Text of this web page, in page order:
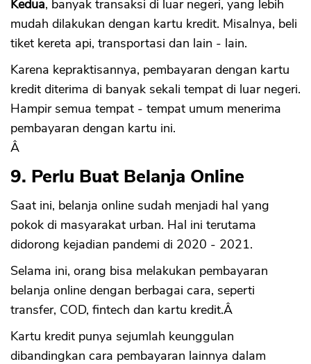
Kedua, banyak transaksi di luar negeri, yang lebih
mudah dilakukan dengan kartu kredit. Misalnya, beli
tiket kereta api, transportasi dan lain - lain.
Karena kepraktisannya, pembayaran dengan kartu
kredit diterima di banyak sekali tempat di luar negeri.
Hampir semua tempat - tempat umum menerima
pembayaran dengan kartu ini.
Â
9. Perlu Buat Belanja Online
Saat ini, belanja online sudah menjadi hal yang
pokok di masyarakat urban. Hal ini terutama
didorong kejadian pandemi di 2020 - 2021.
Selama ini, orang bisa melakukan pembayaran
belanja online dengan berbagai cara, seperti
transfer, COD, fintech dan kartu kredit.Â
Kartu kredit punya sejumlah keunggulan
dibandingkan cara pembayaran lainnya dalam